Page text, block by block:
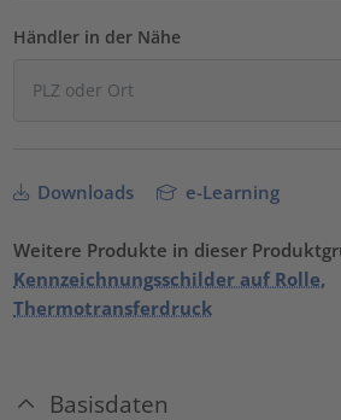
Händler in der Nähe
Downloads e-Learning
Weitere Produkte in dieser
Kennzeichnungsschilder auf Rolle,
Thermotransferdruck
Basisdaten